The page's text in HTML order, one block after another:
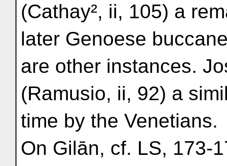
(Cathay², ii, 105) a
later Genoese
are other instances.
(Ramusio, ii, 92) a
time by the Venetians.
On Gilān, cf. LS, 173-